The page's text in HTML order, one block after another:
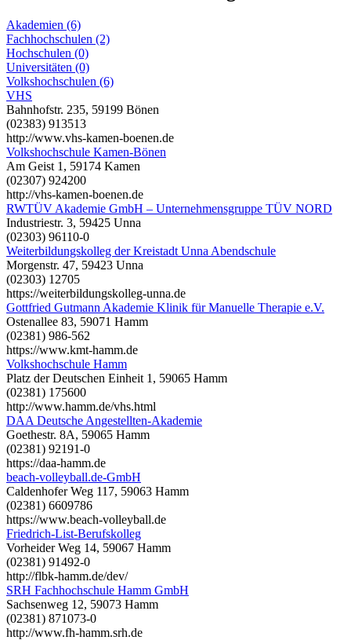
Akademien (6)
Fachhochschulen (2)
Hochschulen (0)
Universitäten (0)
Volkshochschulen (6)
VHS
Bahnhofstr. 235, 59199 Bönen
(02383) 913513
http://www.vhs-kamen-boenen.de
Volkshochschule Kamen-Bönen
Am Geist 1, 59174 Kamen
(02307) 924200
http://vhs-kamen-boenen.de
RWTÜV Akademie GmbH – Unternehmensgruppe TÜV NORD
Industriestr. 3, 59425 Unna
(02303) 96110-0
Weiterbildungskolleg der Kreistadt Unna Abendschule
Morgenstr. 47, 59423 Unna
(02303) 12705
https://weiterbildungskolleg-unna.de
Gottfried Gutmann Akademie Klinik für Manuelle Therapie e.V.
Ostenallee 83, 59071 Hamm
(02381) 986-562
https://www.kmt-hamm.de
Volkshochschule Hamm
Platz der Deutschen Einheit 1, 59065 Hamm
(02381) 175600
http://www.hamm.de/vhs.html
DAA Deutsche Angestellten-Akademie
Goethestr. 8A, 59065 Hamm
(02381) 92191-0
https://daa-hamm.de
beach-volleyball.de-GmbH
Caldenhofer Weg 117, 59063 Hamm
(02381) 6609786
https://www.beach-volleyball.de
Friedrich-List-Berufskolleg
Vorheider Weg 14, 59067 Hamm
(02381) 91492-0
http://flbk-hamm.de/dev/
SRH Fachhochschule Hamm GmbH
Sachsenweg 12, 59073 Hamm
(02381) 871073-0
http://www.fh-hamm.srh.de